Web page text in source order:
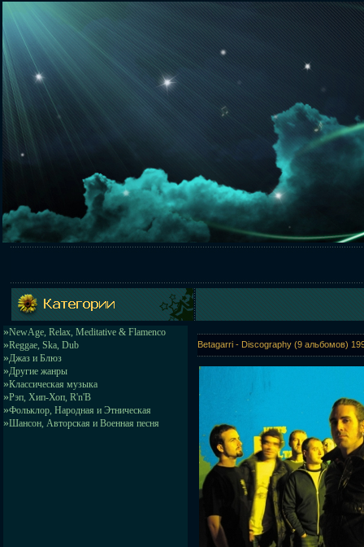
»NewAge, Relax, Meditative & Flamenco
»Reggae, Ska, Dub
»Джаз и Блюз
»Другие жанры
»Классическая музыка
»Рэп, Хип-Хоп, R'n'B
»Фольклор, Народная и Этническая
»Шансон, Авторская и Военная песня
Betagarri - Discography (9 альбомов)